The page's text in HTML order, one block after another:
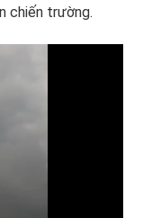
chiến trường.